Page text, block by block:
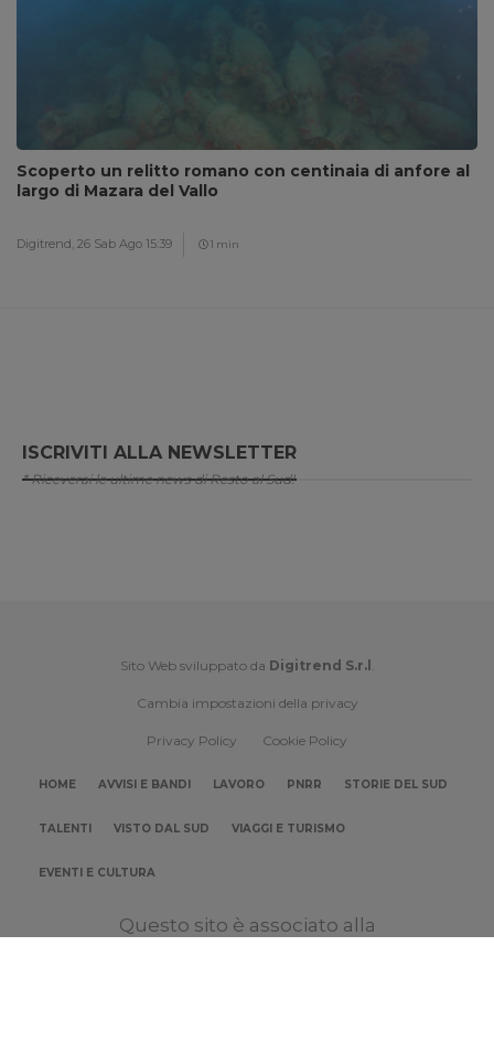
Scoperto un relitto romano con centinaia di anfore al
largo di Mazara del Vallo
Digitrend, 26 Sab Ago 15:39 1 min
ISCRIVITI ALLA NEWSLETTER
* Riceverai le ultime news di Resto al Sud!
Sito Web sviluppato da Digitrend S.r.l .
Cambia impostazioni della privacy
Privacy Policy Cookie Policy
HOME AVVISI E BANDI LAVORO PNRR STORIE DEL SUD
TALENTI VISTO DAL SUD VIAGGI E TURISMO
EVENTI E CULTURA
Questo sito è associato alla